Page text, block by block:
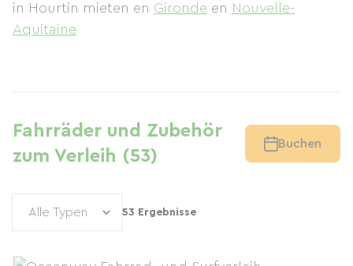
in Hourtin mieten en Gironde en Nouvelle-
Aquitaine
Fahrräder und Zubehör
zum Verleih (53)
Buchen
53 Ergebnisse